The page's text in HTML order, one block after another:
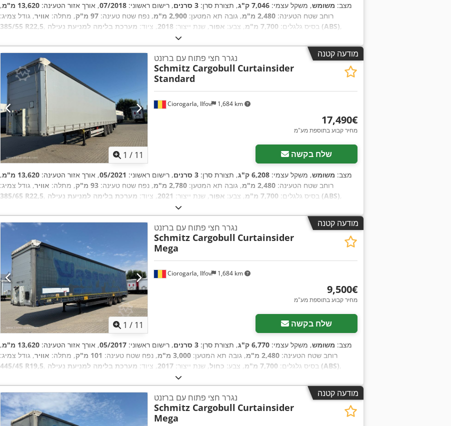
מצב: משומש, משקל עצמי: 7,046 ק"ג , תצורת סרן: 3 סרנים , רישום ראשוני: 07/2018, אורך אזור הטעינה: 13,620 מ"מ
,
רוחב שטח הטעינה: 2,480 מ"מ , גובה תא המטען: 2,900 מ"מ , נפח שטח טעינה: 97 מ"ק , מתלה: אוויר, גודל צמיג:
385/55 R22,5
, בסיס גלגלים: 7,700 מ"מ , צבע: אפור, שנת ייצור: 2018, ציוד: מערכת בלימה למניעת נעילה (ABS),
מודעה קטנה
1 / 11
Ciorogarla, Ilfov 1,684 km
נגרר חצי פתוח עם ברזנט
Schmitz Cargobull Curtainsider
Standard
‏17,490 ‏€
מחיר קבוע בתוספת מע"מ
שלח בקשה
מצב: משומש, משקל עצמי: 6,208 ק"ג , תצורת סרן: 3 סרנים , רישום ראשוני: 05/2021, אורך אזור הטעינה: 13,620 מ"מ
,
רוחב שטח הטעינה: 2,480 מ"מ , גובה תא המטען: 2,780 מ"מ , נפח שטח טעינה: 93 מ"ק , מתלה: אוויר, גודל צמיג:
385/65 R22,5
, בסיס גלגלים: 7,700 מ"מ , צבע: אפור, שנת ייצור: 2021, ציוד: מערכת בלימה למניעת נעילה (ABS),
מודעה קטנה
1 / 11
Ciorogarla, Ilfov 1,684 km
נגרר חצי פתוח עם ברזנט
Schmitz Cargobull Curtainsider
Mega
‏9,500 ‏€
מחיר קבוע בתוספת מע"מ
שלח בקשה
מצב: משומש, משקל עצמי: 6,770 ק"ג , תצורת סרן: 3 סרנים , רישום ראשוני: 05/2017, אורך אזור הטעינה: 13,620 מ"מ
,
רוחב שטח הטעינה: 2,480 מ"מ , גובה תא המטען: 3,000 מ"מ , נפח שטח טעינה: 101 מ"ק , מתלה: אוויר, גודל צמיג:
445/45 R19,5
, בסיס גלגלים: 7,700 מ"מ , צבע: כחול, שנת ייצור: 2017, ציוד: מערכת בלימה למניעת נעילה (ABS),
מודעה קטנה נגרר חצי פתוח עם ברזנט
Schmitz Cargobull Curtainsider
Mega